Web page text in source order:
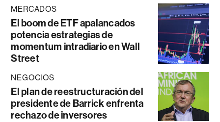
MERCADOS
El boom de ETF apalancados
potencia estrategias de
momentum intradiario en Wall
Street
NEGOCIOS
El plan de reestructuración del
presidente de Barrick enfrenta
rechazo de inversores